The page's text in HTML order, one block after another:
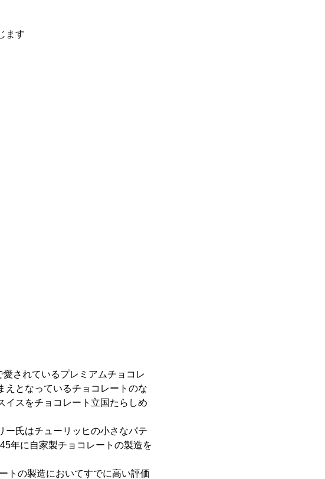
ます
されているプレミアムチョコレ
えとなっているチョコレートのな
イスをチョコレート立国たらしめ
ー氏はチューリッヒの小さなパテ
年に自家製チョコレートの製造を
トの製造においてすでに高い評価